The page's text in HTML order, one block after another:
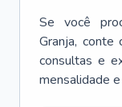
Se você
Granja, conte
consultas e
mensalidade